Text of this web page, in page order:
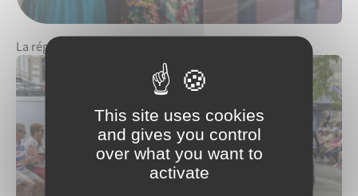
La réglementation commerciale
This site uses cookies
and gives you control
over what you want to
activate